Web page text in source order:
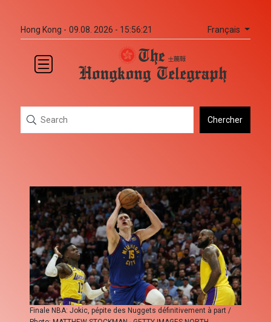
Hong Kong - 09.08. 2026 - 15:56:21 Français
Chercher
Finale NBA: Jokic, pépite des Nuggets définitivement à part /